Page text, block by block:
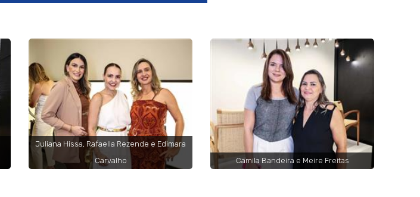
Juliana Hissa, Rafaella Rezende e Edimara
Carvalho
Camila Bandeira e Meire Freitas